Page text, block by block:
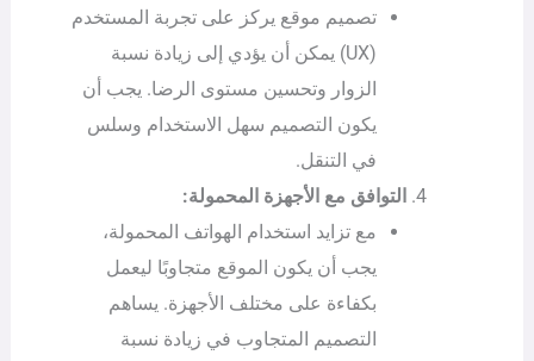
تصميم موقع يركز على تجربة المستخدم
(UX) يمكن أن يؤدي إلى زيادة نسبة
الزوار وتحسين مستوى الرضا. يجب أن
يكون التصميم سهل الاستخدام وسلس
في التنقل.
التوافق مع الأجهزة المحمولة:
مع تزايد استخدام الهواتف المحمولة،
يجب أن يكون الموقع متجاوبًا ليعمل
بكفاءة على مختلف الأجهزة. يساهم
التصميم المتجاوب في زيادة نسبة